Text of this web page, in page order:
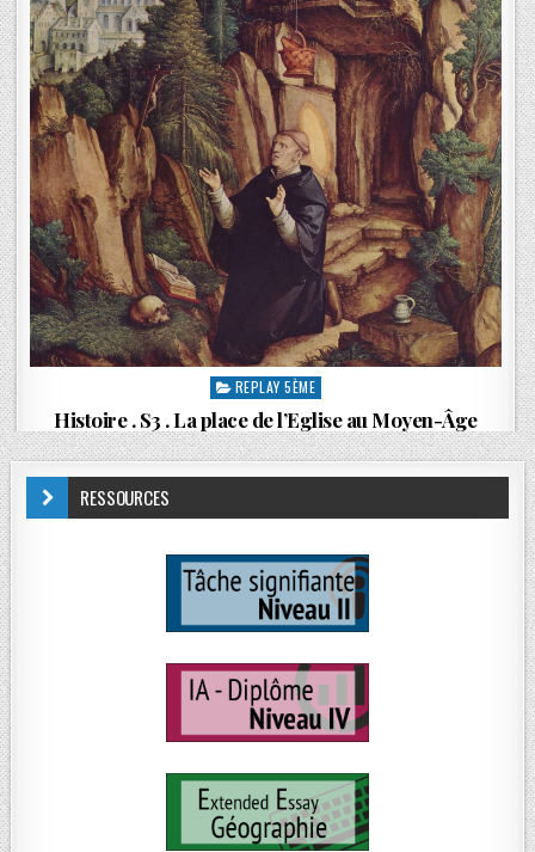
REPLAY 5ÈME
Histoire . S3 . La place de l’Eglise au Moyen-Âge
B. DIDIER
RESSOURCES